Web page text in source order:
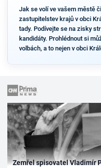
Jak se volí ve vašem městě
zastupitelstev krajů v obci
tady. Podívejte se na zisky
kandidáty. Prohlédnout si
volbách, a to nejen v obci
Zemřel spisovatel Vladimír